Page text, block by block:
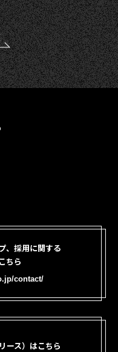
、採用に関する
ちら
contact/
ース）はこちら